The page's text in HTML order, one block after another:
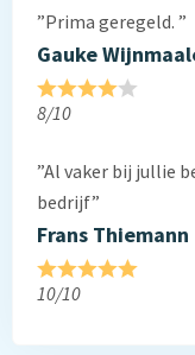
”Prima geregeld. ”
Gauke
8/10
”Al vaker bij jullie
bedrijf”
Frans Thiemann
10/10